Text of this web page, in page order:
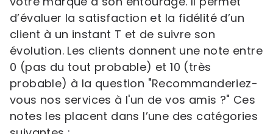
d’évaluer la satisfaction et la fidélité d’un
client à un instant T et de suivre son
évolution. Les clients donnent une note entre
0 (pas du tout probable) et 10 (très
probable) à la question "Recommanderiez-
vous nos services à l'un de vos amis ?" Ces
notes les placent dans l’une des catégories